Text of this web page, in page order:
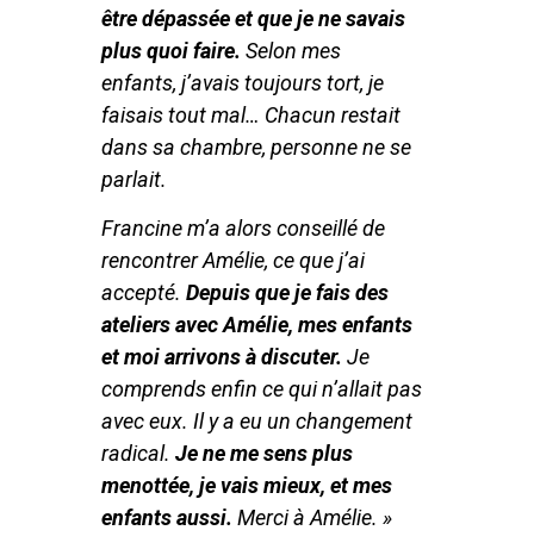
être dépassée et que je ne savais
plus quoi faire. Selon mes
enfants, j’avais toujours tort, je
faisais tout mal… Chacun restait
dans sa chambre, personne ne se
parlait.
Francine m’a alors conseillé de
rencontrer Amélie, ce que j’ai
accepté. Depuis que je fais des
ateliers avec Amélie, mes enfants
et moi arrivons à discuter. Je
comprends enfin ce qui n’allait pas
avec eux. Il y a eu un changement
radical. Je ne me sens plus
menottée, je vais mieux, et mes
enfants aussi. Merci à Amélie. »